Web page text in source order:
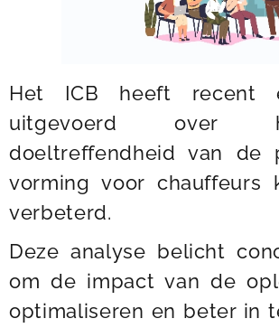
Het ICB heeft recent
uitgevoerd over
doeltreffendheid van de
vorming voor chauffeurs
verbeterd.
Deze analyse belicht
om de impact van de
optimaliseren en beter in